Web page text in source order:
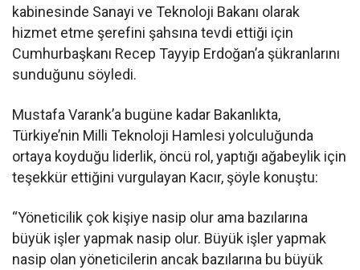
kabinesinde Sanayi ve Teknoloji Bakanı olarak
hizmet etme şerefini şahsına tevdi ettiği için
Cumhurbaşkanı Recep Tayyip Erdoğan’a şükranlarını
sunduğunu söyledi.
Mustafa Varank’a bugüne kadar Bakanlıkta,
Türkiye’nin Milli Teknoloji Hamlesi yolculuğunda
ortaya koyduğu liderlik, öncü rol, yaptığı ağabeylik için
teşekkür ettiğini vurgulayan Kacır, şöyle konuştu:
“Yöneticilik çok kişiye nasip olur ama bazılarına
büyük işler yapmak nasip olur. Büyük işler yapmak
nasip olan yöneticilerin ancak bazılarına bu büyük